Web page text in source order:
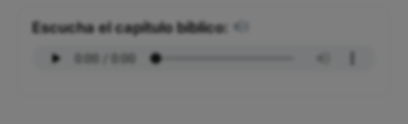
Escucha el capítulo bíblico: